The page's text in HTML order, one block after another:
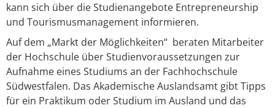
kann sich über die Studienangebote Entrepreneurship
und Tourismusmanagement informieren.
Auf dem „Markt der Möglichkeiten“ beraten Mitarbeiter
der Hochschule über Studienvoraussetzungen zur
Aufnahme eines Studiums an der Fachhochschule
Südwestfalen. Das Akademische Auslandsamt gibt Tipps
für ein Praktikum oder Studium im Ausland und das